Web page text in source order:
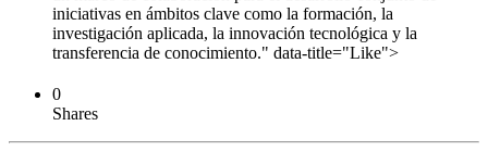
iniciativas en ámbitos clave como la formación, la
investigación aplicada, la innovación tecnológica y la
transferencia de conocimiento." data-title="Like">
0
Shares